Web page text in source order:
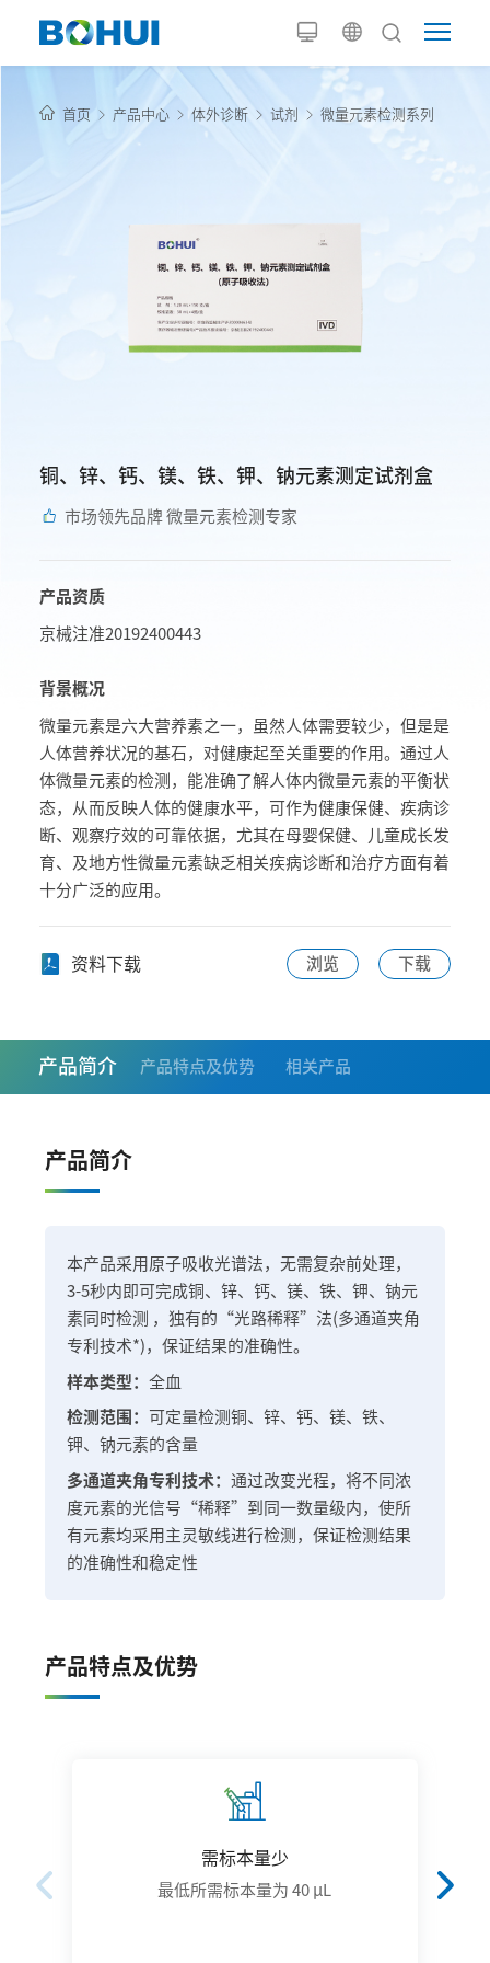
首页 产品中心 体外诊断 试剂 微量元素检测系列
铜、锌、钙、镁、铁、钾、钠元素测定试剂盒
市场领先品牌 微量元素检测专家
产品资质
京械注准20192400443
背景概况
微量元素是六大营养素之一，虽然人体需要较少，但是是
人体营养状况的基石，对健康起至关重要的作用。通过人
体微量元素的检测，能准确了解人体内微量元素的平衡状
态，从而反映人体的健康水平，可作为健康保健、疾病诊
断、观察疗效的可靠依据，尤其在母婴保健、儿童成长发
育、及地方性微量元素缺乏相关疾病诊断和治疗方面有着
十分广泛的应用。
资料下载 浏览 下载
产品简介 产品特点及优势 相关产品
产品简介
本产品采用原子吸收光谱法，无需复杂前处理，
3-5秒内即可完成铜、锌、钙、镁、铁、钾、钠元
素同时检测 ，独有的“光路稀释”法(多通道夹角
专利技术*)，保证结果的准确性。
样本类型： 全血
检测范围：
可定量检测铜、锌、钙、镁、铁、
钾、钠元素的含量
多通道夹角专利技术： 通过改变光程，将不同浓
度元素的光信号“稀释”到同一数量级内，使所
有元素均采用主灵敏线进行检测，保证检测结果
的准确性和稳定性
产品特点及优势
需标本量少
最低所需标本量为 40 μL